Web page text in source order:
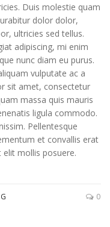
Duis molestie quam
dolor dolor,
ultricies sed tellus.
adipiscing, mi enim
nunc diam eu purus.
vulputate ac a
sit amet, consectetur
massa quis mauris
ligula commodo.
Pellentesque
et convallis erat
elit mollis posuere.
0